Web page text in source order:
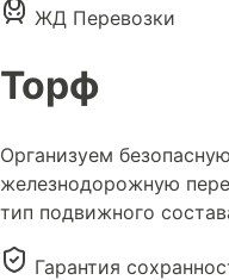
ЖД Перевозки
Торф
Организуем
железнодорожную
тип подвижного
Гарантия